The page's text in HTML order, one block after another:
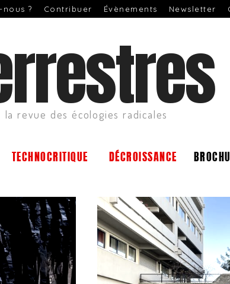
nous ? Contribuer Évènements Newsletter
la revue des écologies radicales
TECHNOCRITIQUE DÉCROISSANCE